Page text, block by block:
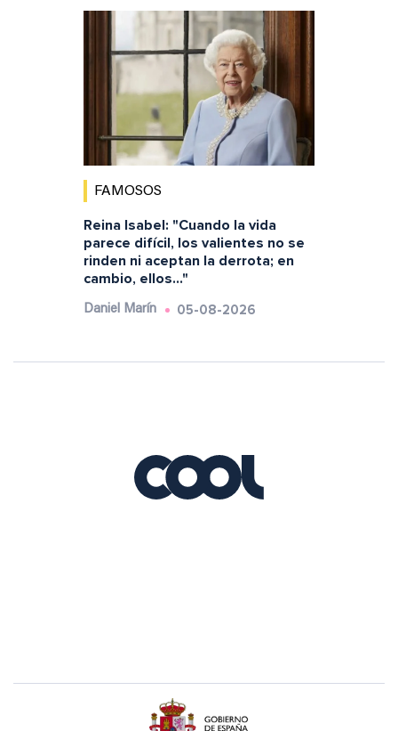
FAMOSOS
Reina Isabel: "Cuando la vida
parece difícil, los valientes no se
rinden ni aceptan la derrota; en
cambio, ellos..."
Daniel Marín 05-08-2026